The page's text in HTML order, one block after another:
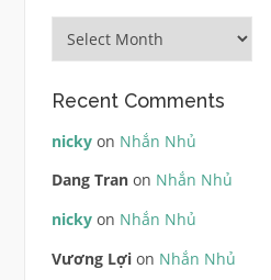
Recent Comments
nickyon Nhắn Nhủ
Dang Tranon Nhắn Nhủ
nickyon Nhắn Nhủ
Vương Lợion Nhắn Nhủ